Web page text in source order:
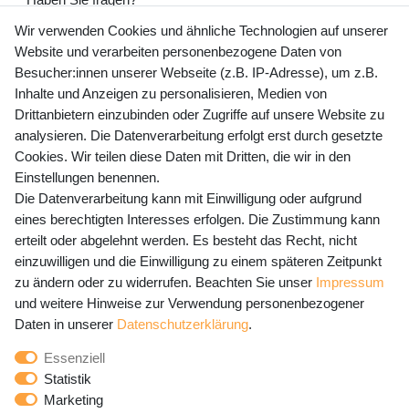
+49 (0) 35243 460 400
Mo-Fr 9-15 Uhr
shop@banjado.com
Preisangaben inkl. gesetzl. MwSt. und zzgl. Service- und
Versandkosten
Newsletter Anmeldung - Keine Angebote
mehr verpassen!
E-MAIL **
Newsletter
Honig
Hiermit bestätige ich, dass ich die
gelesen habe. Meine Einwilligung kann ich jederzeit
widerrufen.**
Wir verwenden Cookies und ähnliche Technologien auf unserer
Website und verarbeiten personenbezogene Daten von
Besucher:innen unserer Webseite (z.B. IP-Adresse), um z.B.
Inhalte und Anzeigen zu personalisieren, Medien von
Drittanbietern einzubinden oder Zugriffe auf unsere Website zu
analysieren. Die Datenverarbeitung erfolgt erst durch gesetzte
Cookies. Wir teilen diese Daten mit Dritten, die wir in den
Einstellungen benennen.
Die Datenverarbeitung kann mit Einwilligung oder aufgrund
eines berechtigten Interesses erfolgen. Die Zustimmung kann
erteilt oder abgelehnt werden. Es besteht das Recht, nicht
einzuwilligen und die Einwilligung zu einem späteren Zeitpunkt
zu ändern oder zu widerrufen. Beachten Sie unser Impressum
und weitere Hinweise zur Verwendung personenbezogener
Daten in unserer Daten­schutz­erklärung.
Essenziell
Statistik
Marketing